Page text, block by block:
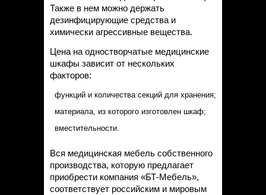
Также в нем можно держать
дезинфицирующие средства и
химически агрессивные вещества.
Цена на одностворчатые медицинские
шкафы зависит от нескольких
факторов:
функций и количества секций для хранения;
материала, из которого изготовлен шкаф;
вместительности.
Вся медицинская мебель собственного
производства, которую предлагает
приобрести компания «БТ-Мебель»,
соответствует российским и мировым